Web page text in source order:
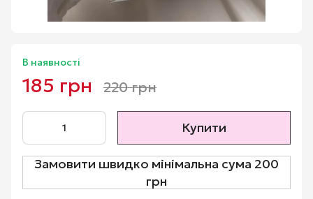
В наявності
185 грн 220 грн
Купити
Замовити швидко мінімальна сума 200
грн